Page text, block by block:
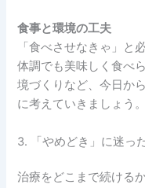
食事と環境の工夫
「食べさせなきゃ」と
体調でも美味しく食べ
境づくりなど、今日か
に考えていきましょう。
3. 「やめどき」に迷っ
治療をどこまで続ける